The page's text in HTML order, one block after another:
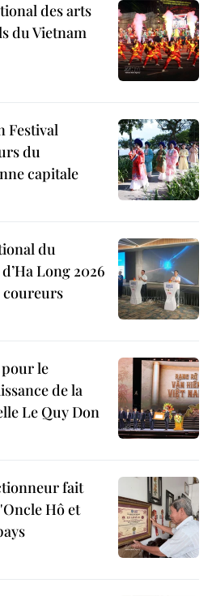
des arts
du Vietnam
Festival
du
capitale
du
Long 2026
coureurs
le
de la
Le Quy Don
fait
Hô et